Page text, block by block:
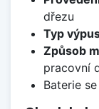
dřezu
Typ
Způsob
pracovní
Baterie